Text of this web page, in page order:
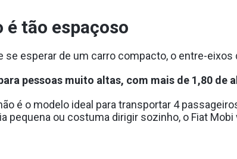
é tão espaçoso
se esperar de um carro compacto, o entre-
pessoas muito altas, com mais de 1,80
é o modelo ideal para transportar 4
pequena ou costuma dirigir sozinho, o Fiat Mobi